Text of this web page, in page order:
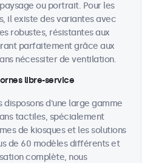
ou portrait. Pour les
il existe des variantes avec
robustes, résistantes aux
parfaitement grâce aux
nécessiter de ventilation.
libre-service
disposons d'une large gamme
tactiles, spécialement
de kiosques et les solutions
de 60 modèles différents et
complète, nous